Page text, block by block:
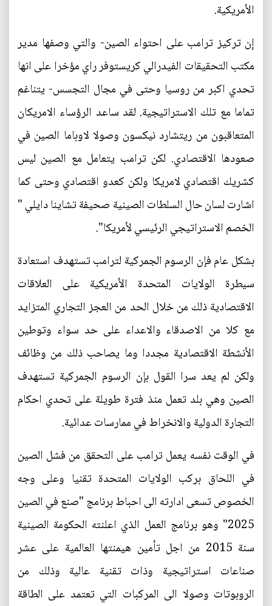
الأمريكية.
إن تركيز ترامب على احتواء الصين- والتي وصفها مدير
مكتب التحقيقات الفيدرالي كريستوفر راي مؤخرا على انها
تحدي اكبر من روسيا وحتى في مجال التجسس- يتناغم
تماما مع تلك الاستراتيجية. لقد ساعد الرؤساء الامريكان
المتعاقبون من ريتشارد نيكسون وصولا لاوباما الصين في
صعودها الاقتصادي. لكن ترامب يتعامل مع الصين ليس
كشريك اقتصادي لامريكا ولكن كعدو اقتصادي وحتى كما
اشارت لسان حال السلطات الصينية صحيفة تشاينا دايلي "
الخصم الاستراتيجي الرئيسي لأمريكا".
بشكل عام فإن الرسوم الجمركية لترامب تستهدف استعادة
سيطرة الولايات المتحدة الأمريكية على العلاقات
الاقتصادية ذلك من خلال الحد من العجز التجاري المتزايد
مع كلا من الاصدقاء والاعداء على حد سواء وتوطين
الأنشطة الاقتصادية مجددا وما يصاحب ذلك من وظائف
ولكن لم يعد سرا القول بإن الرسوم الجمركية تستهدف
الصين وهي بلد تعمل منذ فترة طويلة على تحدي احكام
التجارة الدولية والانخراط في ممارسات عدائية.
في الوقت نفسه يعمل ترامب على التحقق من فشل الصين
في اللحاق بركب الولايات المتحدة تقنيا وعلى وجه
الخصوص تسعى ادارته الى احباط برنامج "صنع في الصين
2025" وهو برنامج العمل الذي اعلنته الحكومة الصينية
سنة 2015 من اجل تأمين هيمنتها العالمية على عشر
صناعات استراتيجية وذات تقنية عالية وذلك من
الروبوتات وصولا الى المركبات التي تعتمد على الطاقة